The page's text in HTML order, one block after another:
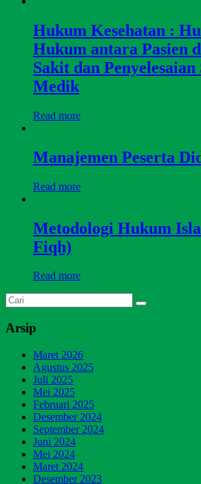
Hukum Kesehatan :
Hukum antara Pasien
Sakit dan Penyelesaian
Medik
Read more
Manajemen Peserta
Read more
Metodologi Hukum
Fiqh)
Read more
Arsip
Maret 2026
Agustus 2025
Juli 2025
Mei 2025
Februari 2025
Desember 2024
September 2024
Juni 2024
Mei 2024
Maret 2024
Desember 2023